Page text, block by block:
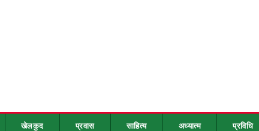
खेलकुद प्रवास साहित्य अध्यात्म प्रविधि